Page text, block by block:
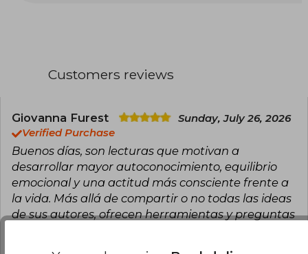
neuroscience and quantum physics to create a
award-winning documentary “What the Bleep
Do We Know?”, is the author of the bestsellers
Are the Placebo”.
Customers reviews
Giovanna Furest
Sunday, July 26, 2026
Verified Purchase
Buenos días, son lecturas que motivan a
desarrollar mayor autoconocimiento, equilibrio
emocional y una actitud más consciente frente a
la vida. Más allá de compartir o no todas las ideas
de sus autores, ofrecen herramientas y preguntas